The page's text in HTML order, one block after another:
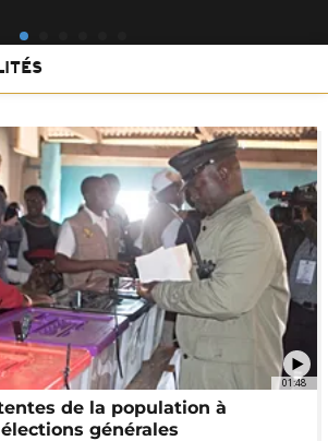
01:48
de la population à
générales